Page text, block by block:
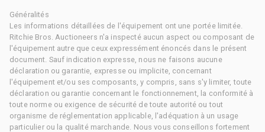
Généralités
Les informations détaillées de l'équipement ont une portée limitée.
Ritchie Bros. Auctioneers n'a inspecté aucun aspect ou composant de
l'équipement autre que ceux expressément énoncés dans le présent
document. Sauf indication expresse, nous ne faisons aucune
déclaration ou garantie, expresse ou implicite, concernant
l'équipement et/ou ses composants, y compris, sans s'y limiter, toute
déclaration ou garantie concernant le fonctionnement, la conformité à
toute norme ou exigence de sécurité de toute autorité ou tout
organisme de réglementation applicable, l'adéquation à un usage
particulier ou la qualité marchande. Nous vous conseillons fortement